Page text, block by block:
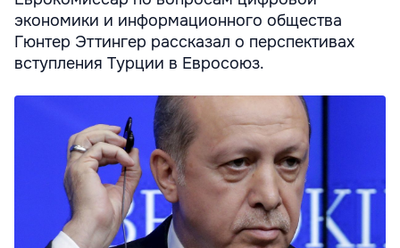
экономики и информационного общества
Гюнтер Эттингер рассказал о перспективах
вступления Турции в Евросоюз.